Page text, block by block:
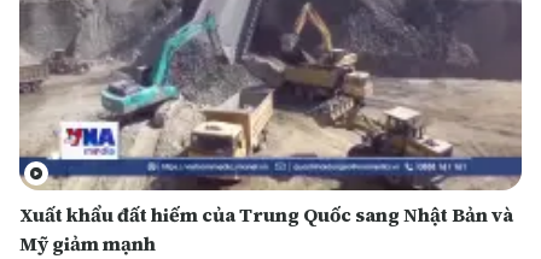
Xuất khẩu đất hiếm của Trung Quốc sang Nhật Bản và
Mỹ giảm mạnh